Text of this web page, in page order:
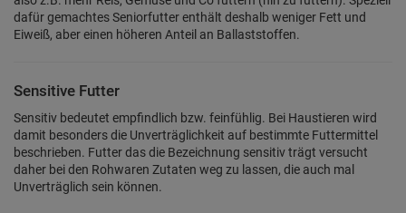
dafür gemachtes Seniorfutter enthält deshalb weniger Fett und
Eiweiß, aber einen höheren Anteil an Ballaststoffen.
Sensitive Futter
Sensitiv bedeutet empfindlich bzw. feinfühlig. Bei Haustieren wird
damit besonders die Unverträglichkeit auf bestimmte Futtermittel
beschrieben. Futter das die Bezeichnung sensitiv trägt versucht
daher bei den Rohwaren Zutaten weg zu lassen, die auch mal
Unverträglich sein können.